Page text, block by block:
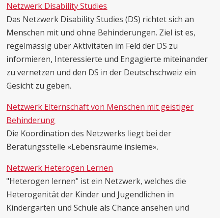
Netzwerk Disability Studies
Das Netzwerk Disability Studies (DS) richtet sich an
Menschen mit und ohne Behinderungen. Ziel ist es,
regelmässig über Aktivitäten im Feld der DS zu
informieren, Interessierte und Engagierte miteinander
zu vernetzen und den DS in der Deutschschweiz ein
Gesicht zu geben.
Netzwerk Elternschaft von Menschen mit geistiger
Behinderung
Die Koordination des Netzwerks liegt bei der
Beratungsstelle «Lebensräume insieme».
Netzwerk Heterogen Lernen
"Heterogen lernen" ist ein Netzwerk, welches die
Heterogenität der Kinder und Jugendlichen in
Kindergarten und Schule als Chance ansehen und